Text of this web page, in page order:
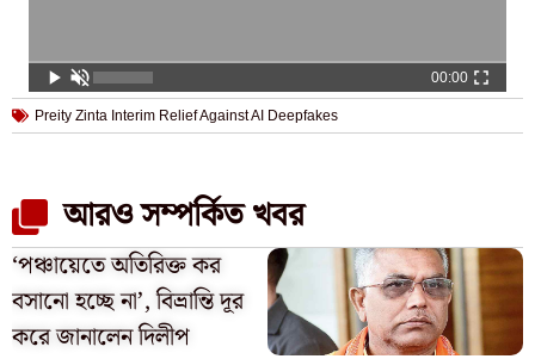
00:00
Preity Zinta Interim Relief Against AI Deepfakes
আরও সম্পর্কিত খবর
‘পঞ্চায়েতে অতিরিক্ত কর
বসানো হচ্ছে না’, বিভ্রান্তি দূর
করে জানালেন দিলীপ